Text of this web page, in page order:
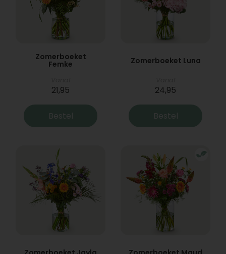
Zomerboeket
Femke
21,95
Bestel
Zomerboeket Luna
24,95
Bestel